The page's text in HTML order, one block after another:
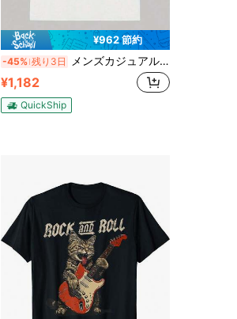
¥962 節約
-45% 残り3日 メンズカジュアルコットンTシャツ、気まぐれなパン泥棒デザイン - 半袖、ラウンドネック、洗濯機洗い可能、カジュアルな服装に最適、普段使いのTシャツ｜遊び心のあるプリント｜快適なフィット感
¥1,182
QuickShip